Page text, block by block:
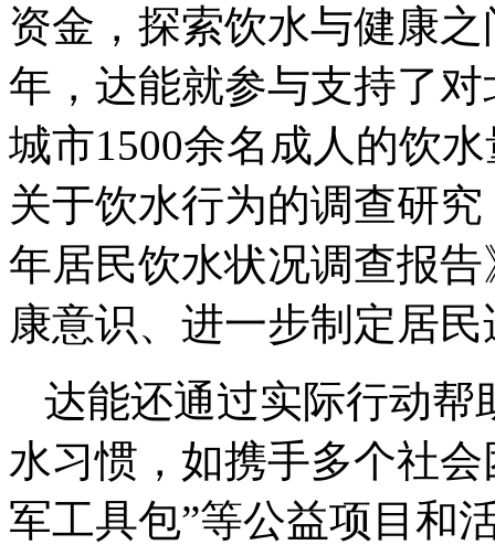
资金，探索饮水与健康
年，达能就参与支持了
城市1500余名成人的饮
关于饮水行为的调查研
年居民饮水状况调查报
康意识、进一步制定居
达能还通过实际行动帮
水习惯，如携手多个社
军工具包”等公益项目和